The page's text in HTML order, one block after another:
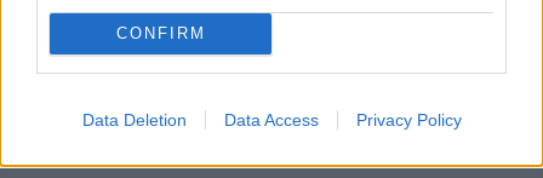
CONFIRM
Data Deletion Data Access Privacy Policy
Līdzfinansējuma summa tiek aprēķināta ņemot vērā
metodiku, kas noteikta Ministru kabineta
noteikšanas metodiku un kārtību, kādā pašvaldība